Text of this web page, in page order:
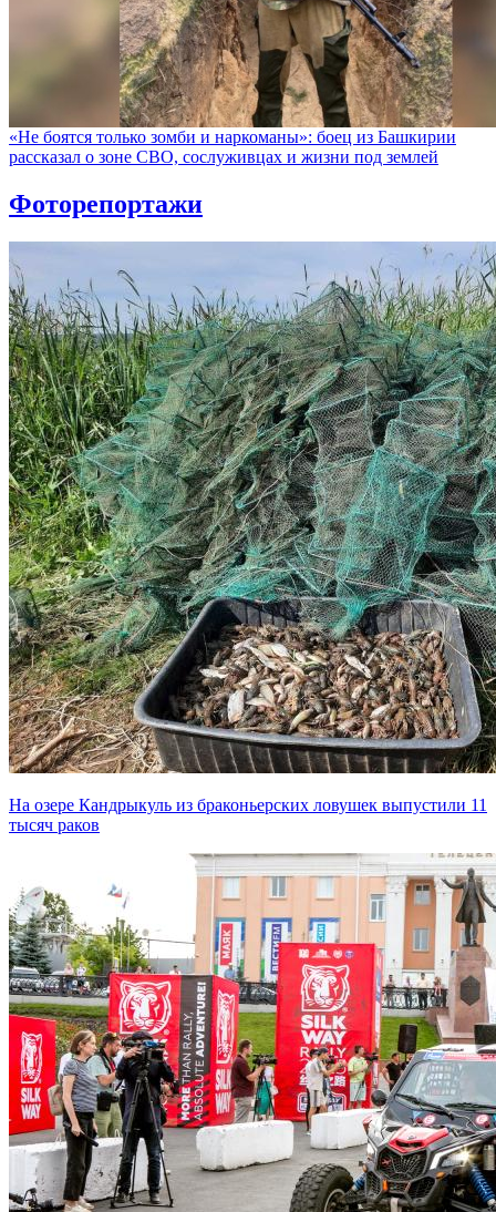
«Не боятся только зомби и наркоманы»: боец из Башкирии
рассказал о зоне СВО, сослуживцах и жизни под землей
Фоторепортажи
На озере Кандрыкуль из браконьерских ловушек выпустили 11
тысяч раков